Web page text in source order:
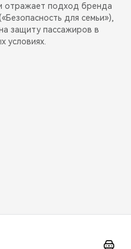
отражает подход бренда
для семьи»),
защиту пассажиров в
условиях.